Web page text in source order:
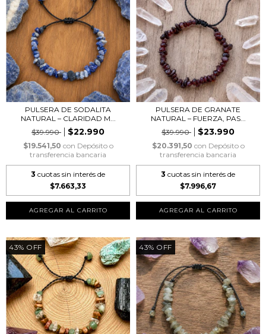
PULSERA DE SODALITA
NATURAL – CLARIDAD M...
$39.990
$22.990
$19.541,50 con Depósito o
transferencia bancaria
3 cuotas sin interés de
$7.663,33
PULSERA DE GRANATE
NATURAL – FUERZA, PAS...
$39.990
$23.990
$20.391,50 con Depósito o
transferencia bancaria
3 cuotas sin interés de
$7.996,67
43% OFF 43% OFF